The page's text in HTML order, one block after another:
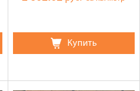
Купить